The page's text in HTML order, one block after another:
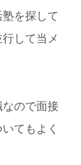
を探して
して当メ
ので面接
てもよく